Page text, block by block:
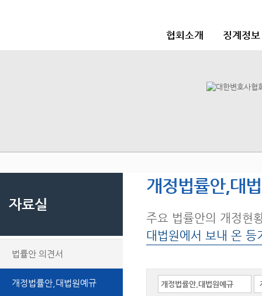
협회소개 징계정
자료실
법률안 의견서
개정법률안,대법원예규
개정법률안,대
주요 법률안의 개정현
대법원에서 보내 온 등